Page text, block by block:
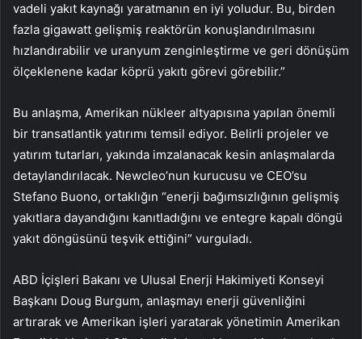
vadeli yakıt kaynağı yaratmanın en iyi yoludur. Bu, birden
fazla gigawatt gelişmiş reaktörün konuşlandırılmasını
hızlandırabilir ve uranyum zenginleştirme ve geri dönüşüm
ölçeklenene kadar köprü yakıtı görevi görebilir.”
Bu anlaşma, Amerikan nükleer altyapısına yapılan önemli
bir transatlantik yatırımı temsil ediyor. Belirli projeler ve
yatırım tutarları, yakında imzalanacak kesin anlaşmalarda
detaylandırılacak. Newcleo’nun kurucusu ve CEO’su
Stefano Buono, ortaklığın “enerji bağımsızlığının gelişmiş
yakıtlara dayandığını kanıtladığını ve entegre kapalı döngü
yakıt döngüsünü teşvik ettiğini” vurguladı.
ABD İçişleri Bakanı ve Ulusal Enerji Hakimiyeti Konseyi
Başkanı Doug Burgum, anlaşmayı enerji güvenliğini
artırarak ve Amerikan işleri yaratarak yönetimin Amerikan